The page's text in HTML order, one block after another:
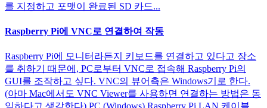
를 지정하고 포맷이 완료된 SD 카드...
Raspberry Pi에 VNC로 연결하여 작동
Raspberry Pi에 모니터라든지 키보드를 연결하고 있다고 장소
를 취하기 때문에, PC로부터 VNC로 접속해 Raspberry Pi의
GUI를 조작하고 싶다. VNC의 뷰어측은 Windows기로 한다.
(아마 Mac에서도 VNC Viewer를 사용하면 연결하는 방법은 동